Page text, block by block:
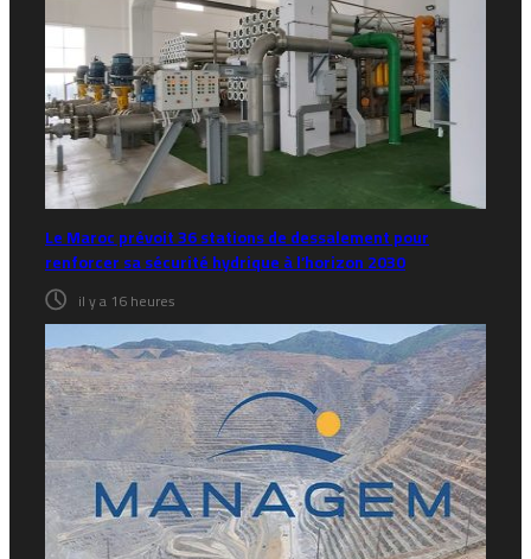
Le Maroc prévoit 36 stations de dessalement pour
renforcer sa sécurité hydrique à l’horizon 2030
il y a 16 heures